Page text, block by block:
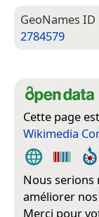
Geo­Names ID
2784579
Cette page
Wikimedia
Nous serions
améliorer
Merci pour